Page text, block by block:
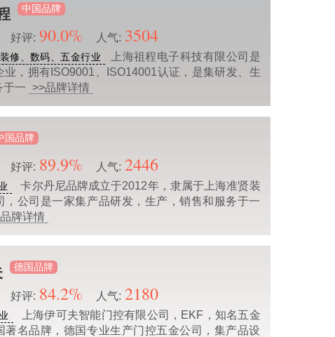
中国品牌
好评: 90.0% 人气: 3504
修、数码、五金行业
上海祖程电子科技有限公司是
业，拥有ISO9001、ISO14001认证，是集研发、生
于一 >>品牌详情
国品牌
好评: 89.9% 人气: 2446
卡尔丹尼品牌成立于2012年，隶属于上海准贤装
，公司是一家集产品研发，生产，销售和服务于一
牌详情
德国品牌
好评: 84.2% 人气: 2180
上海伊可夫智能门控有限公司，EKF，知名五金
著名品牌，德国专业生产门控五金公司，集产品设